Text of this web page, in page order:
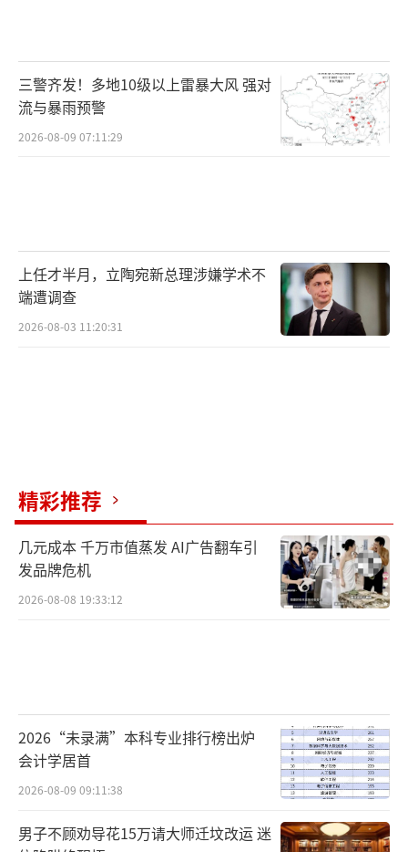
三警齐发！多地10级以上雷暴大风 强对
流与暴雨预警
2026-08-09 07:11:29
上任才半月，立陶宛新总理涉嫌学术不
端遭调查
2026-08-03 11:20:31
精彩推荐
几元成本 千万市值蒸发 AI广告翻车引
发品牌危机
2026-08-08 19:33:12
2026“未录满”本科专业排行榜出炉
会计学居首
2026-08-09 09:11:38
男子不顾劝导花15万请大师迁坟改运 迷